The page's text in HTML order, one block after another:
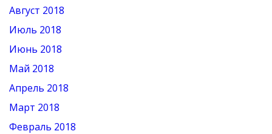
Август 2018
Июль 2018
Июнь 2018
Май 2018
Апрель 2018
Март 2018
Февраль 2018